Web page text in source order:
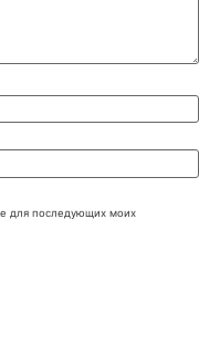
для последующих моих